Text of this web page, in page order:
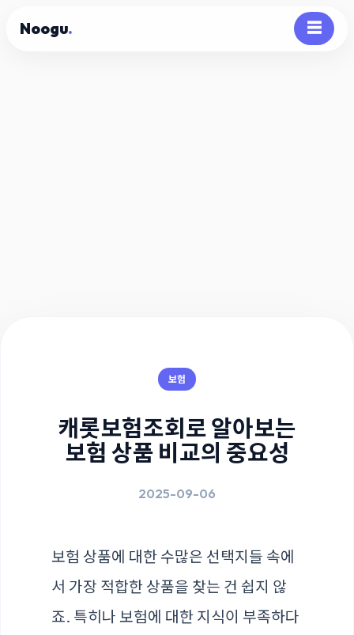
Noogu. ☰
보험
캐롯보험조회로 알아보는
보험 상품 비교의 중요성
2025-09-06
보험 상품에 대한 수많은 선택지들 속에
서 가장 적합한 상품을 찾는 건 쉽지 않
죠. 특히나 보험에 대한 지식이 부족하다